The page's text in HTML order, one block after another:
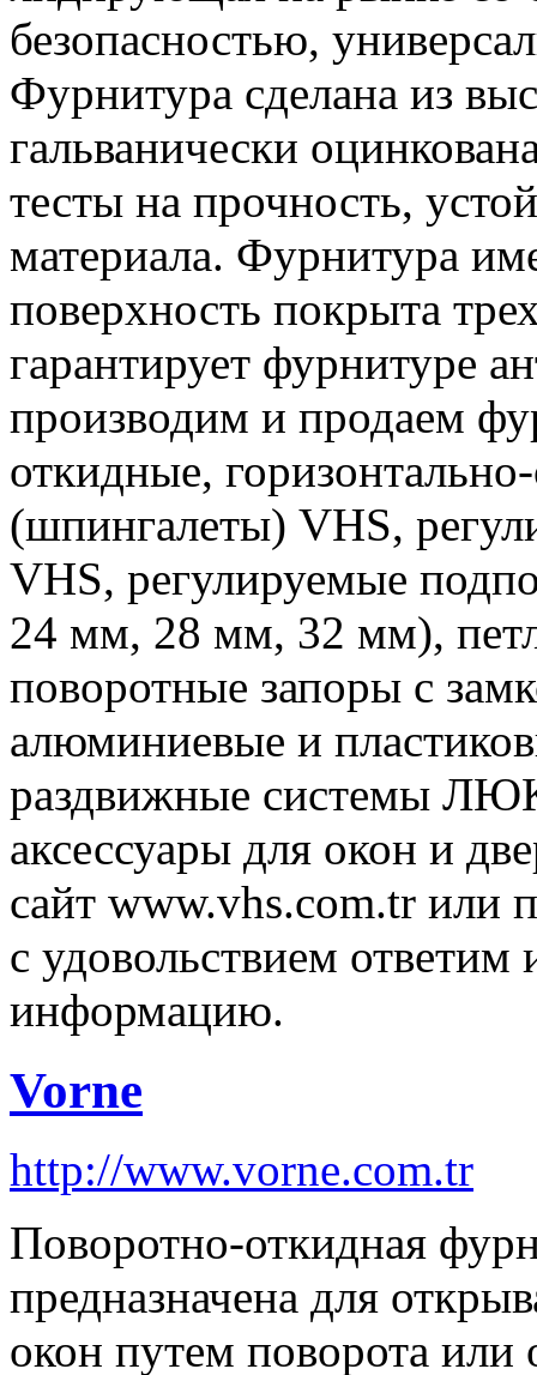
безопасностью,
Фурнитура сделана из
гальванически
тесты на прочность,
материала. Фурнитура
поверхность покрыта
гарантирует фурнитуре
производим и продаем
откидные,
(шпингалеты) VHS,
VHS, регулируемые
24 мм, 28 мм, 32 мм),
поворотные запоры с
алюминиевые и
раздвижные системы
аксессуары для окон и
сайт www.vhs.com.tr или
с удовольствием
информацию.
Vorne
http://www.vorne.com.tr
Поворотно-откидная
предназначена для
окон путем поворота